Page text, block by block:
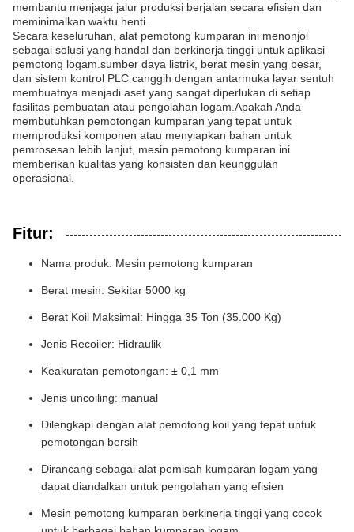
membantu menjaga jalur produksi berjalan secara efisien dan
meminimalkan waktu henti.
Secara keseluruhan, alat pemotong kumparan ini menonjol
sebagai solusi yang handal dan berkinerja tinggi untuk aplikasi
pemotong logam.sumber daya listrik, berat mesin yang besar,
dan sistem kontrol PLC canggih dengan antarmuka layar sentuh
membuatnya menjadi aset yang sangat diperlukan di setiap
fasilitas pembuatan atau pengolahan logam.Apakah Anda
membutuhkan pemotongan kumparan yang tepat untuk
memproduksi komponen atau menyiapkan bahan untuk
pemrosesan lebih lanjut, mesin pemotong kumparan ini
memberikan kualitas yang konsisten dan keunggulan
operasional.
Fitur:
Nama produk: Mesin pemotong kumparan
Berat mesin: Sekitar 5000 kg
Berat Koil Maksimal: Hingga 35 Ton (35.000 Kg)
Jenis Recoiler: Hidraulik
Keakuratan pemotongan: ± 0,1 mm
Jenis uncoiling: manual
Dilengkapi dengan alat pemotong koil yang tepat untuk
pemotongan bersih
Dirancang sebagai alat pemisah kumparan logam yang
dapat diandalkan untuk pengolahan yang efisien
Mesin pemotong kumparan berkinerja tinggi yang cocok